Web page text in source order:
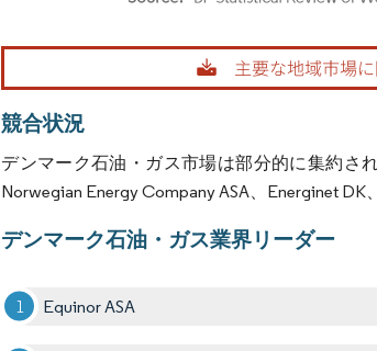
画像 © Mordor Intelligence。再利用にはCC BY 4.0の表示が必
競合状況
デンマーク石油・ガス市場は部分的に集約され
Norwegian Energy Company ASA、Energinet DK
デンマーク石油・ガス業界リーダー
Equinor ASA